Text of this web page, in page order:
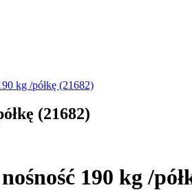
kg /półkę (21682)
(21682)
190 kg /